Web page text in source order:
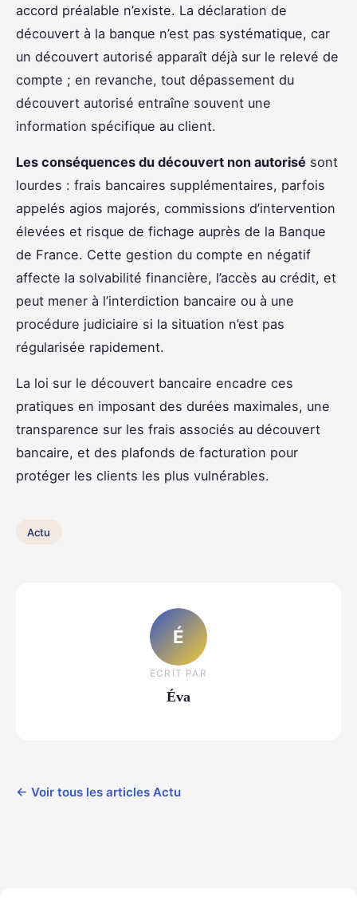
accord préalable n’existe. La déclaration de
découvert à la banque n’est pas systématique, car
un découvert autorisé apparaît déjà sur le relevé de
compte ; en revanche, tout dépassement du
découvert autorisé entraîne souvent une
information spécifique au client.
Les conséquences du découvert non autorisé sont
lourdes : frais bancaires supplémentaires, parfois
appelés agios majorés, commissions d’intervention
élevées et risque de fichage auprès de la Banque
de France. Cette gestion du compte en négatif
affecte la solvabilité financière, l’accès au crédit, et
peut mener à l’interdiction bancaire ou à une
procédure judiciaire si la situation n’est pas
régularisée rapidement.
La loi sur le découvert bancaire encadre ces
pratiques en imposant des durées maximales, une
transparence sur les frais associés au découvert
bancaire, et des plafonds de facturation pour
protéger les clients les plus vulnérables.
Actu
É
ECRIT PAR
Éva
← Voir tous les articles Actu